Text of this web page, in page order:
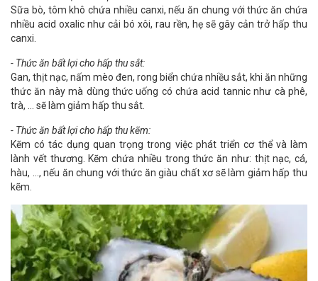
Sữa bò, tôm khô chứa nhiều canxi, nếu ăn chung với thức ăn chứa
nhiều acid oxalic như cải bó xôi, rau rền, hẹ sẽ gây cản trở hấp thu
canxi.
- Thức ăn bất lợi cho hấp thu sắt:
Gan, thịt nạc, nấm mèo đen, rong biển chứa nhiều sắt, khi ăn những
thức ăn này mà dùng thức uống có chứa acid tannic như cà phê,
trà, … sẽ làm giảm hấp thu sắt.
- Thức ăn bất lợi cho hấp thu kẽm:
Kẽm có tác dụng quan trọng trong việc phát triển cơ thể và làm
lành vết thương. Kẽm chứa nhiều trong thức ăn như: thịt nạc, cá,
hàu, …, nếu ăn chung với thức ăn giàu chất xơ sẽ làm giảm hấp thu
kẽm.